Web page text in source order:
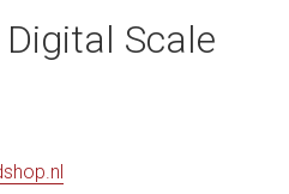
Scale